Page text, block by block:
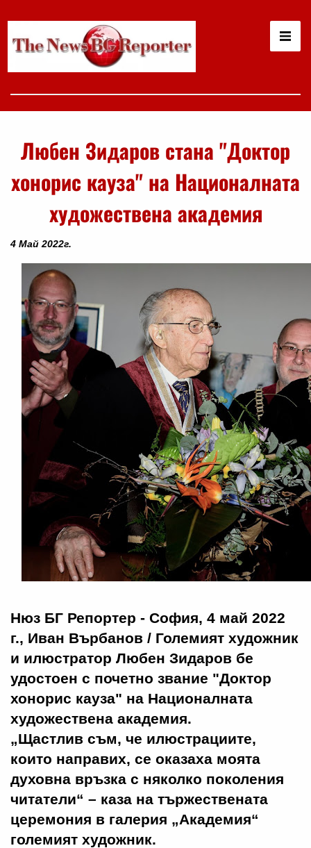
Любен Зидаров стана "Доктор
хонорис кауза" на Националната
художествена академия
4 Май 2022г.
Нюз БГ Репортер - София, 4 май 2022
г., Иван Върбанов / Големият художник
и илюстратор Любен Зидаров бе
удостоен с почетно звание "Доктор
хонорис кауза" на Националната
художествена академия.
„Щастлив съм, че илюстрациите,
които направих, се оказаха моята
духовна връзка с няколко поколения
читатели“ – каза на тържествената
церемония в галерия „Академия“
големият художник.